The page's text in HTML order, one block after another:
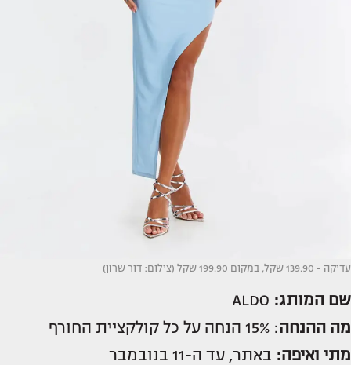
עדיקה - 139.90 שקל, במקום 199.90 שקל (צילום: דור שרון)
שם המותג:
מה ההנחה: 15% הנחה על כל קולקציית החורף
מתי ואיפה: באתר, עד ה-11 בנובמבר